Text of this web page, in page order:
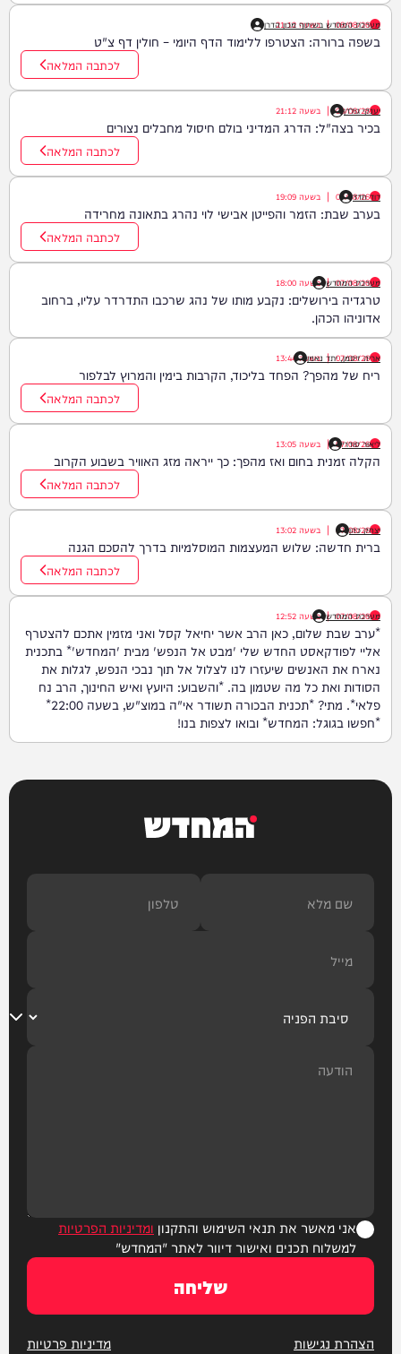
מערכת המחדש בשיתוף מכון הדרן
08/08/26
| בשעה 21:12
בשפה ברורה: הצטרפו ללימוד הדף היומי – חולין דף צ"ט
לכתבה המלאה
יענקי גולדן
08/08/26
| בשעה 21:12
בכיר בצה"ל: הדרג המדיני בולם חיסול מחבלים נצורים
לכתבה המלאה
דוד חדד
07/08/26
| בשעה 19:09
בערב שבת: הזמר והפייטן אבישי לוי נהרג בתאונה מחרידה
לכתבה המלאה
מערכת המחדש
07/08/26
| בשעה 18:00
טרגדיה בירושלים: נקבע מותו של נהג שרכבו התדרדר עליו, ברחוב
אדוניהו הכהן.
אריה זיסמן, יתד נאמן
07/08/26
| בשעה13:44
ריח של מהפך? הפחד בליכוד, הקרבות בימין והמרוץ לבלפור
לכתבה המלאה
ליאור סודרי
07/08/26
| בשעה 13:05
הקלה זמנית בחום ואז מהפך: כך ייראה מזג האוויר בשבוע הקרוב
לכתבה המלאה
יצחק כהן
07/08/26
| בשעה 13:02
ברית חדשה: שלוש המעצמות המוסלמיות בדרך להסכם הגנה
לכתבה המלאה
מערכת המחדש
07/08/26
| בשעה 12:52
*ערב שבת שלום, כאן הרב אשר יחיאל קסל ואני מזמין אתכם להצטרף
אליי לפודקאסט החדש שלי 'מבט אל הנפש' מבית 'המחדש'* בתכנית
נארח את האנשים שיעזרו לנו לצלול אל תוך נבכי הנפש, לגלות את
הסודות ואת כל מה שטמון בה. *והשבוע: היועץ ואיש החינוך, הרב נח
פלאי*. מתי? *תכנית הבכורה תשודר אי"ה במוצ"ש, בשעה 22:00*
*חפשו בגוגל: המחדש* ובואו לצפות בנו!
המחדש
אני מאשר את תנאי השימוש והתקנון ומדיניות הפרטיות
למשלוח תכנים ואישור דיוור לאתר "המחדש"
שליחה
הצהרת נגישות מדיניות פרטיות